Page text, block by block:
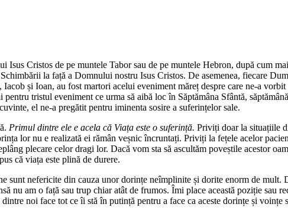
Isus Cristos de pe muntele Tabor sau de pe muntele Hebron, după cum
la față a Domnului nostru Isus Cristos. De asemenea, fiecare
și Ioan, au fost martori acelui eveniment măreț despre care ne-a
tristul eveniment ce urma să aibă loc în Săptămâna Sfântă,
el ne-a pregătit pentru iminenta sosire a suferințelor sale.
Primul dintre ele e acela că Viața este o suferință. Priviți doar la situațiile
lor nu e realizată ei rămân veșnic încruntați. Priviți la fețele acelor
plecare celor dragi lor. Dacă vom sta să ascultăm poveștile acestor
că viața este plină de durere.
sunt nefericite din cauza unor dorințe neîmplinite și dorite enorm de mult.
nu am o față sau trup chiar atât de frumos. Îmi place această poziție sau
noi face tot ce îi stă în putință pentru a face ca aceste dorințe și